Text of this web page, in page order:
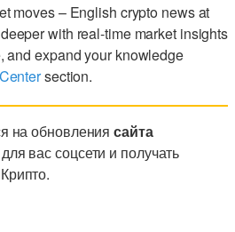
moves – English crypto news at
with real-time market insights
and expand your knowledge
section.
на обновлениясайта
вас соцсети и получать